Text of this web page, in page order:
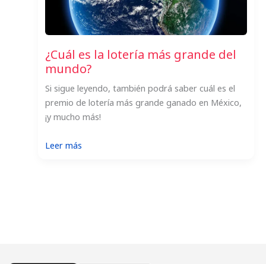
¿Cuál es la lotería más grande del
mundo?
Si sigue leyendo, también podrá saber cuál es el
premio de lotería más grande ganado en México,
¡y mucho más!
Leer más: